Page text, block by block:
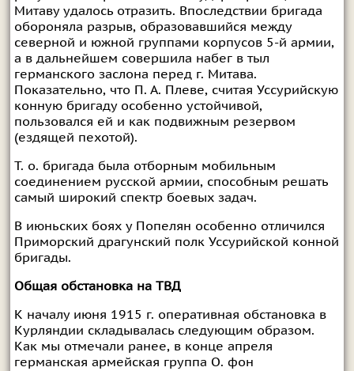
Митаву удалось отразить. Впоследствии бригада
обороняла разрыв, образовавшийся между
северной и южной группами корпусов 5-й армии,
а в дальнейшем совершила набег в тыл
германского заслона перед г. Митава.
Показательно, что П. А. Плеве, считая Уссурийскую
конную бригаду особенно устойчивой,
пользовался ей и как подвижным резервом
(ездящей пехотой).
Т. о. бригада была отборным мобильным
соединением русской армии, способным решать
самый широкий спектр боевых задач.
В июньских боях у Попелян особенно отличился
Приморский драгунский полк Уссурийской конной
бригады.
Общая обстановка на ТВД
К началу июня 1915 г. оперативная обстановка в
Курляндии складывалась следующим образом.
Как мы отмечали ранее, в конце апреля
германская армейская группа О. фон